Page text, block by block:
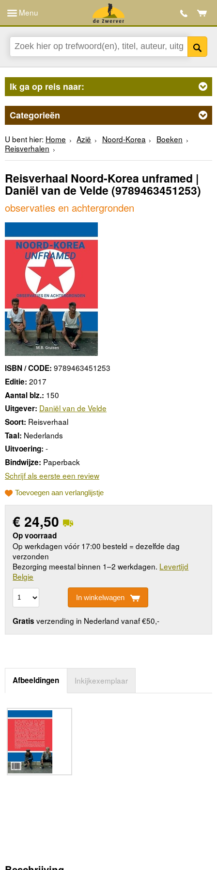
Menu
Ik ga op reis naar:
Categorieën
U bent hier: Home Azië Noord-Korea
Boeken
Reisverhalen
Reisverhaal Noord-Korea unframed |
Daniël van de Velde (9789463451253)
observaties en achtergronden
ISBN / CODE: 9789463451253
Editie: 2017
Aantal blz.: 150
Uitgever: Daniël van de Velde
Soort: Reisverhaal
Taal: Nederlands
Uitvoering: -
Bindwijze: Paperback
Schrijf als eerste een review
Toevoegen aan verlanglijstje
€ 24,50
Op voorraad
Op werkdagen vóór 17:00 besteld = dezelfde dag
verzonden
Bezorging meestal binnen 1–2 werkdagen. Levertijd
Belgie
In winkelwagen
Gratis verzending in Nederland vanaf €50,-
Afbeeldingen Inkijkexemplaar